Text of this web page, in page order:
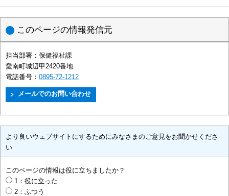
このページの情報発信元
担当部署： 保健福祉課
愛南町城辺甲2420番地
電話番号： 0895-72-1212
より良いウェブサイトにするためにみなさまのご意見をお聞かせくださ
い
このページの情報は役に立ちましたか？
1：役に立った
2：ふつう